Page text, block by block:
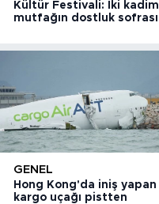
Kültür Festivali: İki kadim
mutfağın dostluk sofrası
GENEL
Hong Kong'da iniş yapan
kargo uçağı pistten